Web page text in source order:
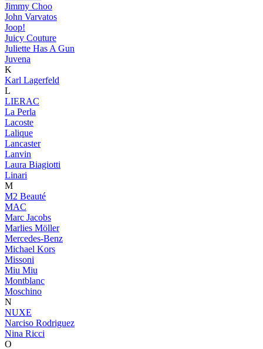
Jimmy Choo
John Varvatos
Joop!
Juicy Couture
Juliette Has A Gun
Juvena
K
Karl Lagerfeld
L
LIERAC
La Perla
Lacoste
Lalique
Lancaster
Lanvin
Laura Biagiotti
Linari
M
M2 Beauté
MAC
Marc Jacobs
Marlies Möller
Mercedes-Benz
Michael Kors
Missoni
Miu Miu
Montblanc
Moschino
N
NUXE
Narciso Rodriguez
Nina Ricci
O